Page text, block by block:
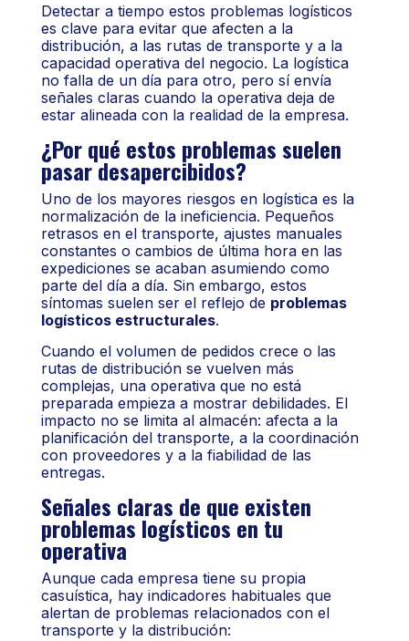
Detectar a tiempo estos problemas logísticos
es clave para evitar que afecten a la
distribución, a las rutas de transporte y a la
capacidad operativa del negocio. La logística
no falla de un día para otro, pero sí envía
señales claras cuando la operativa deja de
estar alineada con la realidad de la empresa.
¿Por qué estos problemas suelen
pasar desapercibidos?
Uno de los mayores riesgos en logística es la
normalización de la ineficiencia. Pequeños
retrasos en el transporte, ajustes manuales
constantes o cambios de última hora en las
expediciones se acaban asumiendo como
parte del día a día. Sin embargo, estos
síntomas suelen ser el reflejo de problemas
logísticos estructurales.
Cuando el volumen de pedidos crece o las
rutas de distribución se vuelven más
complejas, una operativa que no está
preparada empieza a mostrar debilidades. El
impacto no se limita al almacén: afecta a la
planificación del transporte, a la coordinación
con proveedores y a la fiabilidad de las
entregas.
Señales claras de que existen
problemas logísticos en tu
operativa
Aunque cada empresa tiene su propia
casuística, hay indicadores habituales que
alertan de problemas relacionados con el
transporte y la distribución: